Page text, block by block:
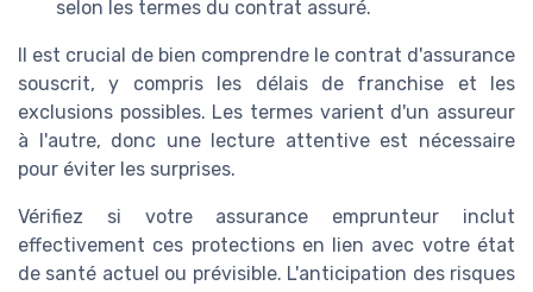
selon les termes du contrat assuré.
Il est crucial de bien comprendre le contrat d'assurance
souscrit, y compris les délais de franchise et les
exclusions possibles. Les termes varient d'un assureur
à l'autre, donc une lecture attentive est nécessaire
pour éviter les surprises.
Vérifiez si votre assurance emprunteur inclut
effectivement ces protections en lien avec votre état
de santé actuel ou prévisible. L'anticipation des risques